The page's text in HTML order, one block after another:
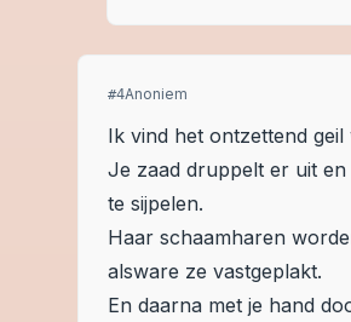
#4Anoniem
Ik vind het ontzettend
Je zaad druppelt er uit
te sijpelen.
Haar schaamharen
alsware ze vastgeplakt.
En daarna met je hand